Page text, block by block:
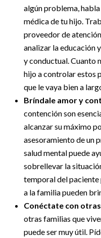
algún problema,
médica de tu hijo.
proveedor de
analizar la educación
y conductual. Cuanto
hijo a controlar estos
que le vaya bien a
Bríndale amor y
contención son
alcanzar su máximo
asesoramiento de un
salud mental puede
sobrellevar la
temporal del
a la familia pueden
Conéctate con
otras familias que
puede ser muy útil.